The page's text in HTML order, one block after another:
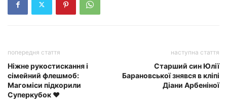
попередня стаття
Ніжне рукостискання і
сімейний флешмоб:
Магоміси підкорили
Суперкубок ❤️
наступна стаття
Старший син Юлії
Барановської знявся в кліпі
Діани Арбеніної